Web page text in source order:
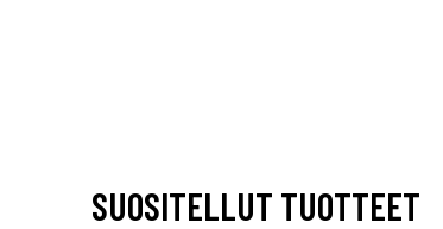
SUOSITELLUT TUOTTEET